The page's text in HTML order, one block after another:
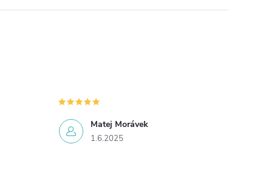
Matej Morávek
1.6.2025